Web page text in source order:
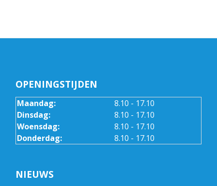
OPENINGSTIJDEN
Maandag:
8.10 - 17.10
Dinsdag:
8.10 - 17.10
Woensdag:
8.10 - 17.10
Donderdag:
8.10 - 17.10
NIEUWS